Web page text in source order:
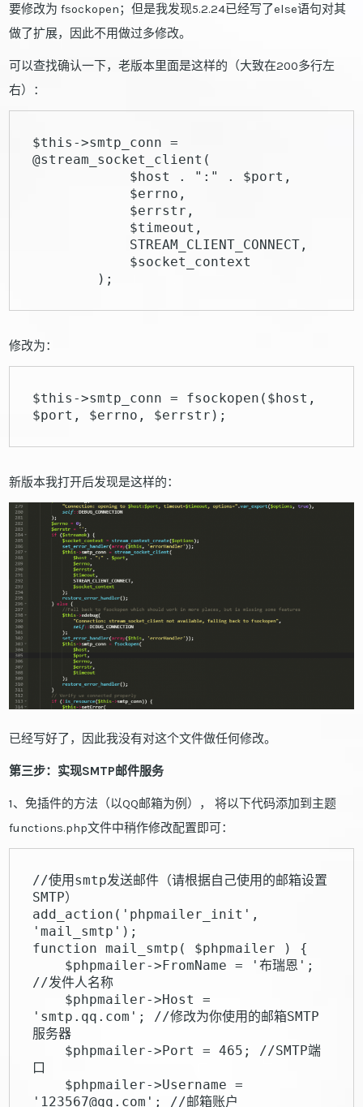
要修改为 fsockopen；但是我发现5.2.24已经写了else语句对其
做了扩展，因此不用做过多修改。
可以查找确认一下，老版本里面是这样的（大致在200多行左
右）：
$this->smtp_conn =
@stream_socket_client(
        );
修改为：
$this->smtp_conn = fsockopen($host,
$port, $errno, $errstr);
新版本我打开后发现是这样的：
已经写好了，因此我没有对这个文件做任何修改。
第三步：实现SMTP邮件服务
1、免插件的方法（以QQ邮箱为例）， 将以下代码添加到主题
functions.php文件中稍作修改配置即可：
//使用smtp发送邮件（请根据自己使用的邮箱设置
SMTP）
add_action('phpmailer_init',
'mail_smtp');
function mail_smtp( $phpmailer ) {
//发件人名称
'smtp.qq.com'; //修改为你使用的邮箱SMTP
服务器
口
'123567@qq.com'; //邮箱账户